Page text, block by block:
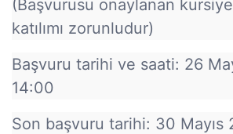
(Başvurusu onaylanan
katılımı zorunludur)
Başvuru tarihi ve saati: 26
14:00
Son başvuru tarihi: 30 Mayıs